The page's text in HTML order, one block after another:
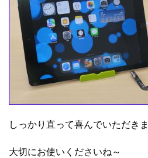
しっかり直って喜んでいただき
大切にお使いくださいね～